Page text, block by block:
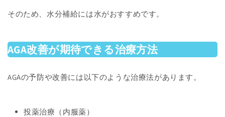
そのため、水分補給には水がおすすめです。
AGA改善が期待できる治療方法
AGAの予防や改善には以下のような治療法があります。
投薬治療（内服薬）